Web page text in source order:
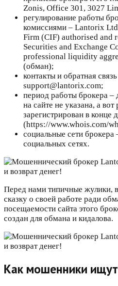
Zonis, Office 301, 3027
регулирование работы
комиссиями – Lantorix
Firm (CIF) authorised and
Securities and Exchange
professional liquidity
(обман);
контакты и обратная
support@lantorix.com;
период работы брокера –
на сайте не указана, а
зарегистрирован в конце
(https://www.whois.com/
социальные сети брокера
социальных сетях.
Перед нами типичные жулики,
сказку о своей работе ради
посещаемости сайта этого
создан для обмана и кидалова.
Как мошенники